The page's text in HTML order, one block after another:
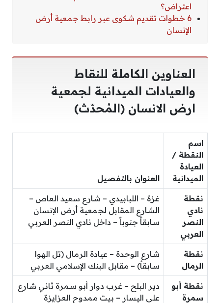
اعتراض؟
6 خطوات تقديم شكوى عبر رابط جمعية أرض
الإنسان
العناوين الكاملة للنقاط
والعيادات الميدانية لجمعية
ارض الانسان (المُحدّث)
اسم
النقطة /
العيادة
الميدانية
العنوان بالتفصيل
نقطة
نادي
النصر
العربي
غزة – اللبابيدي – شارع سعيد العاص –
الشارع المقابل لجمعية أرض الإنسان
سابقاً جنوباً – داخل نادي النصر العربي
نقطة
الرمال
شارع الوحدة – عيادة الرمال (تل الهوا
سابقاً) – مقابل البنك الإسلامي العربي
نقطة أبو
سمرة
دير البلح – غرب دوار أبو سمرة ثاني شارع
على اليسار – بيت ممدوح العزايزة